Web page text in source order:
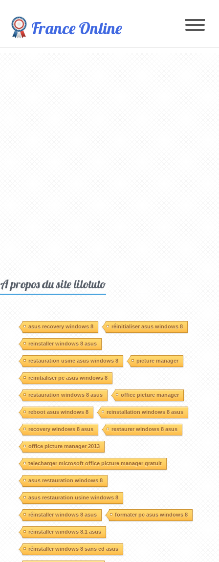
France Online
A propos du site lilotuto
asus recovery windows 8 réinitialiser asus windows 8
reinstaller windows 8 asus
restauration usine asus windows 8 picture manager
reinitialiser pc asus windows 8
restauration windows 8 asus office picture manager
reboot asus windows 8 reinstallation windows 8 asus
recovery windows 8 asus restaurer windows 8 asus
office picture manager 2013
telecharger microsoft office picture manager gratuit
asus restauration windows 8
asus restauration usine windows 8
réinstaller windows 8 asus formater pc asus windows 8
réinstaller windows 8.1 asus
réinstaller windows 8 sans cd asus